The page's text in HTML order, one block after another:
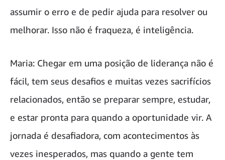
assumir o erro e de pedir ajuda para resolver ou
melhorar. Isso não é fraqueza, é inteligência.
Maria: Chegar em uma posição de liderança não é
fácil, tem seus desafios e muitas vezes sacrifícios
relacionados, então se preparar sempre, estudar,
e estar pronta para quando a oportunidade vir. A
jornada é desafiadora, com acontecimentos às
vezes inesperados, mas quando a gente tem